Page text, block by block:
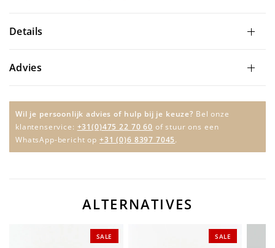
Details
Advies
Wil je persoonlijk advies of hulp bij je keuze? Bel onze
klantenservice: +31(0)475 22 70 60 of stuur ons een
WhatsApp-bericht op +31 (0)6 8397 7045.
ALTERNATIVES
SALE SALE